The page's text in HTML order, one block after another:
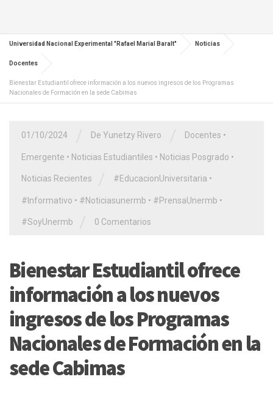
Universidad Nacional Experimental "Rafael Marial Baralt" Noticias
Docentes
Bienestar Estudiantil ofrece información a los nuevos ingresos de los Programas
Nacionales de Formación en la sede Cabimas
01/10/2024 De Yunetzy Rivero Docentes •
Emergente • Noticias Estudiantiles • Noticias Posgrado •
Noticias Recientes #EducacionUniversitaria •
#Informativo • #Noticiasunermb • #PrensaUnermb •
#SoyUnermb 0 Comentarios
Bienestar Estudiantil ofrece
información a los nuevos
ingresos de los Programas
Nacionales de Formación en la
sede Cabimas